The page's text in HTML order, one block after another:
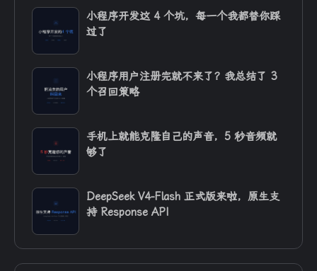
小程序开发这 4 个坑，每一个我都替你踩
过了
小程序用户注册完就不来了？我总结了 3
个召回策略
手机上就能克隆自己的声音，5 秒音频就
够了
DeepSeek V4-Flash 正式版来啦，原生支
持 Response API